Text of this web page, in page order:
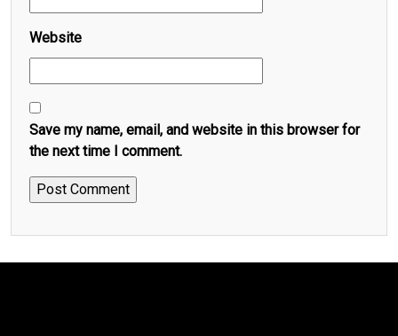
Website
Save my name, email, and website in this browser for
the next time I comment.